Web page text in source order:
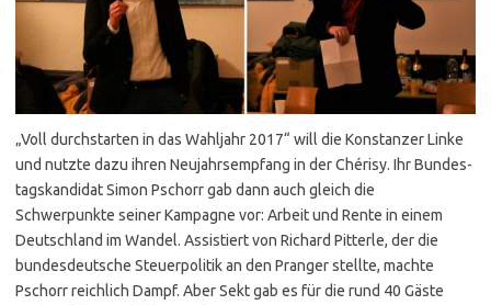
„Voll durchstarten in das Wahljahr 2017“ will die Konstanzer Linke
und nutzte dazu ihren Neujahrsempfang in der Chérisy. Ihr Bundes­
tags­kandidat Simon Pschorr gab dann auch gleich die
Schwerpunkte seiner Kampagne vor: Arbeit und Rente in einem
Deutschland im Wandel. Assistiert von Richard Pitterle, der die
bundesdeutsche Steuerpolitik an den Pranger stellte, machte
Pschorr reichlich Dampf. Aber Sekt gab es für die rund 40 Gäste